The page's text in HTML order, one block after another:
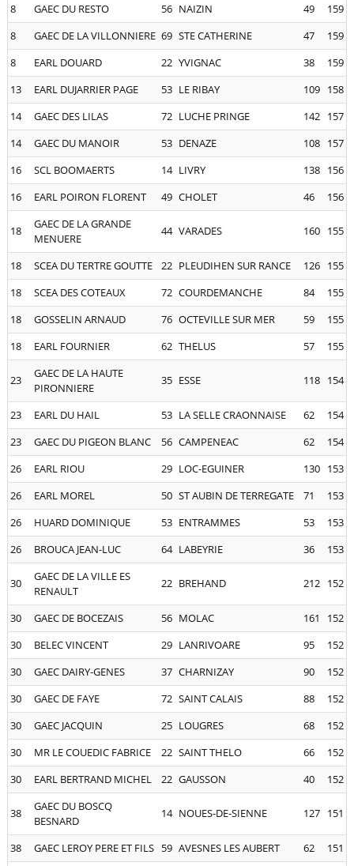
8
GAEC DU RESTO 56 NAIZIN 49
159
8
GAEC DE LA VILLONNIERE 69 STE CATHERINE 47
159
8
EARL DOUARD 22 YVIGNAC 38
159
13
EARL DUJARRIER PAGE 53 LE RIBAY 109 158
14
GAEC DES LILAS 72 LUCHE PRINGE 142 157
14
GAEC DU MANOIR 53 DENAZE 108 157
16
SCL BOOMAERTS 14 LIVRY 138 156
16
EARL POIRON FLORENT 49 CHOLET 46 156
18
GAEC DE LA GRANDE
MENUERE
44 VARADES 160 155
18 SCEA DU TERTRE GOUTTE 22 PLEUDIHEN SUR RANCE 126 155
18
SCEA DES COTEAUX 72 COURDEMANCHE 84
155
18
GOSSELIN ARNAUD 76 OCTEVILLE SUR MER 59
155
18
EARL FOURNIER 62 THELUS 57 155
23
GAEC DE LA HAUTE
PIRONNIERE
35 ESSE 118 154
23 EARL DU HAIL 53 LA SELLE CRAONNAISE 62
154
23
GAEC DU PIGEON BLANC 56 CAMPENEAC 62
154
26
EARL RIOU 29 LOC-EGUINER 130 153
26
EARL MOREL 50 ST AUBIN DE TERREGATE 71
153
26
HUARD DOMINIQUE 53 ENTRAMMES 53
153
26
BROUCA JEAN-LUC 64 LABEYRIE 36 153
30
GAEC DE LA VILLE ES
RENAULT
22 BREHAND 212 152
30 GAEC DE BOCEZAIS 56 MOLAC 161
152
30
BELEC VINCENT 29 LANRIVOARE 95
152
30
GAEC DAIRY-GENES 37 CHARNIZAY 90
152
30
GAEC DE FAYE 72 SAINT CALAIS 88
152
30
GAEC JACQUIN 25 LOUGRES 68
152
30
MR LE COUEDIC FABRICE 22 SAINT THELO 66
152
30
EARL BERTRAND MICHEL 22 GAUSSON 40 152
38
GAEC DU BOSCQ
BESNARD
14 NOUES-DE-SIENNE 127 151
38 GAEC LEROY PERE ET FILS 59 AVESNES LES AUBERT 62
151